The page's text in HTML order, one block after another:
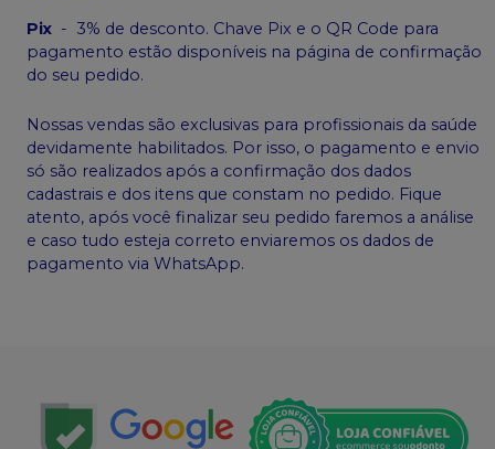
Pix - 3% de desconto. Chave Pix e o QR Code para
pagamento estão disponíveis na página de confirmação
do seu pedido.
Nossas vendas são exclusivas para profissionais da saúde
devidamente habilitados. Por isso, o pagamento e envio
só são realizados após a confirmação dos dados
cadastrais e dos itens que constam no pedido. Fique
atento, após você finalizar seu pedido faremos a análise
e caso tudo esteja correto enviaremos os dados de
pagamento via WhatsApp.